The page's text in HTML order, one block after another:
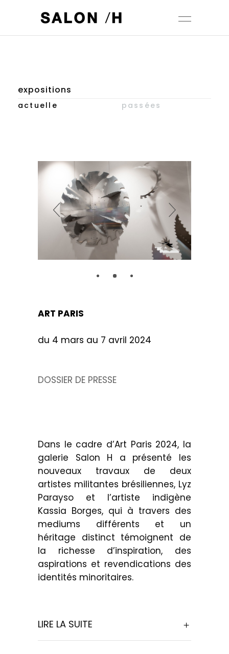
expositions
actuelle passées
ART PARIS
du 4 mars au 7 avril 2024
DOSSIER DE PRESSE
Dans le cadre d’Art Paris 2024, la
galerie Salon H a présenté les
nouveaux travaux de deux
artistes militantes brésiliennes, Lyz
Parayso et l’artiste indigène
Kassia Borges, qui à travers des
mediums différents et un
héritage distinct témoignent de
la richesse d’inspiration, des
aspirations et revendications des
identités minoritaires.
LIRE LA SUITE